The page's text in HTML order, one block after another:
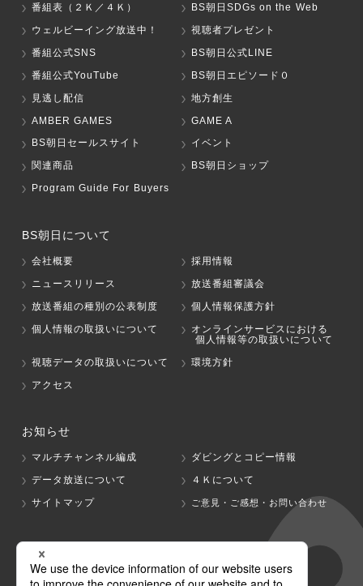
番組表（２Ｋ／４Ｋ）
BS朝日SDGs on the Web
ウェルビーイング放送中！
視聴者プレゼント
番組公式SNS
BS朝日公式LINE
番組公式YouTube
BS朝日エピソード０
見逃し配信
地方創生
AMBER GAMES
GAME A
BS朝日セールスサイト
イベント
関連商品
BS朝日ショップ
Program Guide For Buyers
BS朝日について
会社概要
採用情報
ニュースリリース
放送番組審議会
放送番組の種別の公表制度
個人情報保護方針
個人情報の取扱いについて
オンラインサービスにおける
個人情報等の取扱いについて
視聴データの取扱いについて
環境方針
アクセス
お知らせ
マルチチャンネル編成
ダビングとコピー情報
データ放送について
４Ｋについて
サイトマップ
ご意見・ご感想・お問い合わせ
グループ会社
テレビ朝日 テレ朝チャンネル